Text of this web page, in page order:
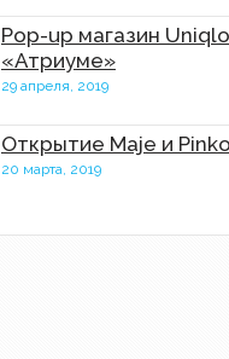
Pop-up магазин
«Атриуме»
29 апреля, 2019
Открытие Maje и
20 марта, 2019